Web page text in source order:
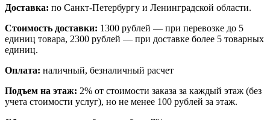
Доставка: по Санкт-Петербургу и Ленинградской области.
Стоимость доставки: 1300 рублей — при перевозке до 5
единиц товара, 2300 рублей — при доставке более 5 товарных
единиц.
Оплата: наличный, безналичный расчет
Подъем на этаж: 2% от стоимости заказа за каждый этаж (без
учета стоимости услуг), но не менее 100 рублей за этаж.